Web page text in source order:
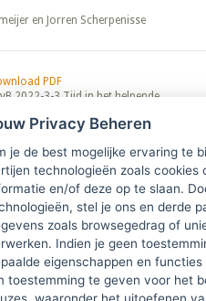
en Jorren Scherpenisse
PDF
2022-3-3 Tijd in het helpende
Privacy Beheren
je de best mogelijke ervaring te
technologieën zoals
en/of deze op te slaan.
stel je ons en derde
zoals browsegedrag of
Indien je geen
eigenschappen en
toestemming te geven voor het